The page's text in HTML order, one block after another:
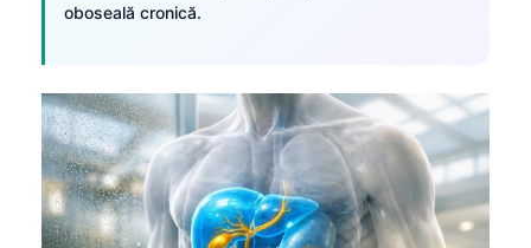
oboseală cronică.